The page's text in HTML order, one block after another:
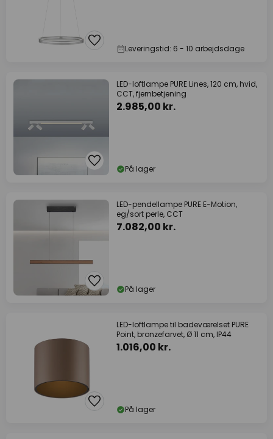
Leveringstid: 6 - 10 arbejdsdage
LED-loftlampe PURE Lines, 120 cm, hvid,
CCT, fjernbetjening
2.985,00 kr.
På lager
LED-pendellampe PURE E-Motion,
eg/sort perle, CCT
7.082,00 kr.
På lager
LED-loftlampe til badeværelset PURE
Point, bronzefarvet, Ø 11 cm, IP44
1.016,00 kr.
På lager